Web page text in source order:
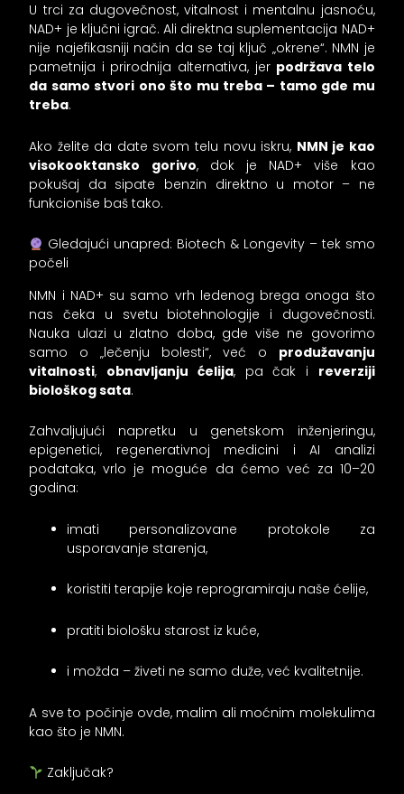
U trci za dugovečnost, vitalnost i mentalnu jasnoću,
NAD+ je ključni igrač. Ali direktna suplementacija NAD+
nije najefikasniji način da se taj ključ „okrene“. NMN je
pametnija i prirodnija alternativa, jer podržava telo
da samo stvori ono što mu treba – tamo gde mu
treba.
Ako želite da date svom telu novu iskru, NMN je kao
visokooktansko gorivo, dok je NAD+ više kao
pokušaj da sipate benzin direktno u motor – ne
funkcioniše baš tako.
Gledajući unapred: Biotech & Longevity – tek smo
počeli
NMN i NAD+ su samo vrh ledenog brega onoga što
nas čeka u svetu biotehnologije i dugovečnosti.
Nauka ulazi u zlatno doba, gde više ne govorimo
samo o „lečenju bolesti“, već o produžavanju
vitalnosti, obnavljanju ćelija, pa čak i reverziji
biološkog sata.
Zahvaljujući napretku u genetskom inženjeringu,
epigenetici, regenerativnoj medicini i AI analizi
podataka, vrlo je moguće da ćemo već za 10–20
godina:
imati personalizovane protokole za
usporavanje starenja,
koristiti terapije koje reprogramiraju naše ćelije,
pratiti biološku starost iz kuće,
i možda – živeti ne samo duže, već kvalitetnije.
A sve to počinje ovde, malim ali moćnim molekulima
kao što je NMN.
Zaključak?